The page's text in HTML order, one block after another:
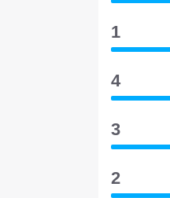
1
4
3
2